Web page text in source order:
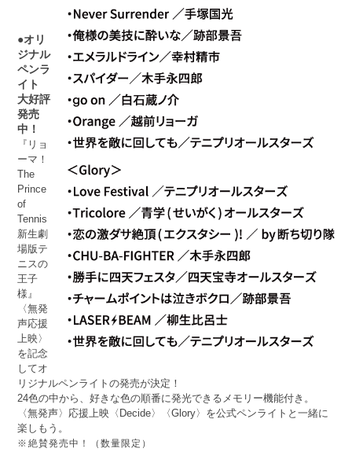
●オリ
ジナル
ペンラ
イト
大好評
発売
中！
『リョ
ーマ！
The
Prince
of
Tennis
新生劇
場版テ
ニスの
王子
様』
〈無発
声応援
上映〉
を記念
してオ
リジナルペンライトの発売が決定！
24色の中から、好きな色の順番に発光できるメモリー機能付き。
〈無発声〉応援上映〈Decide〉〈Glory〉を公式ペンライトと一緒に
楽しもう。
※絶賛発売中！（数量限定）